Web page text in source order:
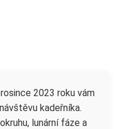
2023 roku vám
kadeřníka.
lunární fáze a